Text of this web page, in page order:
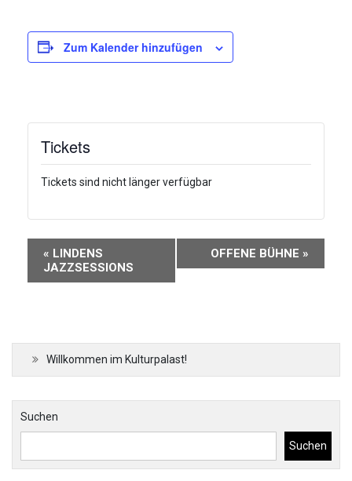
Zum Kalender hinzufügen
Tickets
Tickets sind nicht länger verfügbar
Veranstaltung-
Navigation
« LINDENS
JAZZSESSIONS
OFFENE BÜHNE »
Willkommen im Kulturpalast!
Suchen
Suchen